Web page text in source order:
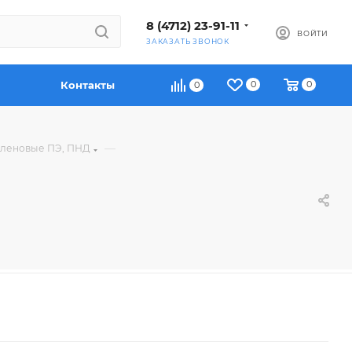
8 (4712) 23-91-11
ЗАКАЗАТЬ ЗВОНОК
ВОЙТИ
0 0 0
Контакты
ПЭ, ПНД —